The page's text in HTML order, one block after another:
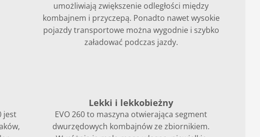
umożliwiają zwiększenie odległości między
kombajnem i przyczepą. Ponadto nawet wysokie
pojazdy transportowe można wygodnie i szybko
załadować podczas jazdy.
jest
Lekki i lekkobieżny
EVO 260 to maszyna otwierająca segment
dwurzędowych kombajnów ze zbiornikiem.